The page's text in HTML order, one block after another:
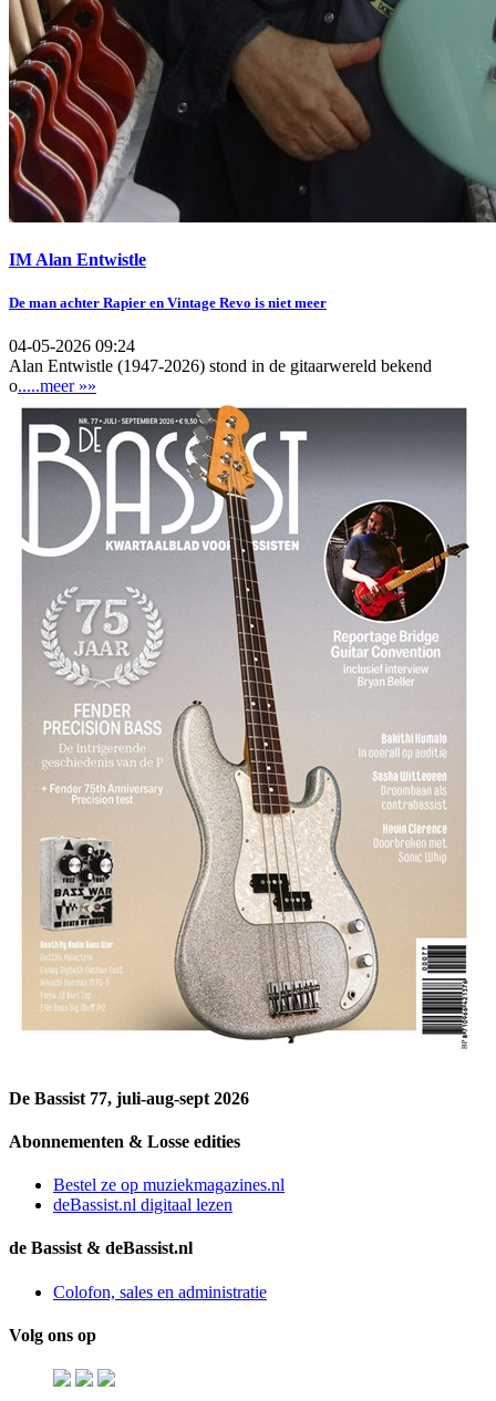
IM Alan Entwistle
De man achter Rapier en Vintage Revo is niet meer
04-05-2026 09:24
Alan Entwistle (1947-2026) stond in de gitaarwereld bekend
o.....meer »»
De Bassist 77, juli-aug-sept 2026
Abonnementen & Losse edities
Bestel ze op muziekmagazines.nl
deBassist.nl digitaal lezen
de Bassist & deBassist.nl
Colofon, sales en administratie
Volg ons op